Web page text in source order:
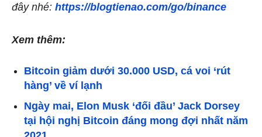
đây nhé: https://blogtienao.com/go/binance
Xem thêm:
Bitcoin giảm dưới 30.000 USD, cá voi ‘rút
hàng’ về ví lạnh
Ngày mai, Elon Musk ‘đối đầu’ Jack Dorsey
tại hội nghị Bitcoin đáng mong đợi nhất năm